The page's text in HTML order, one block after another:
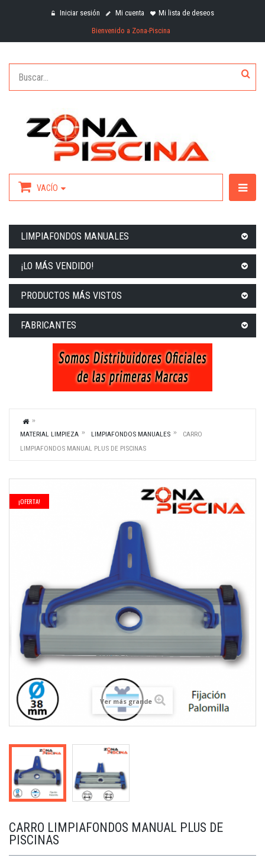
Iniciar sesión Mi cuenta
Mi lista de deseos
Bienvenido a Zona-Piscina
VACÍO
LIMPIAFONDOS MANUALES
¡LO MÁS VENDIDO!
PRODUCTOS MÁS VISTOS
FABRICANTES
MATERIAL LIMPIEZA LIMPIAFONDOS MANUALES
CARRO
LIMPIAFONDOS MANUAL PLUS DE PISCINAS
¡OFERTA!
Ver más grande
CARRO LIMPIAFONDOS MANUAL PLUS DE
PISCINAS